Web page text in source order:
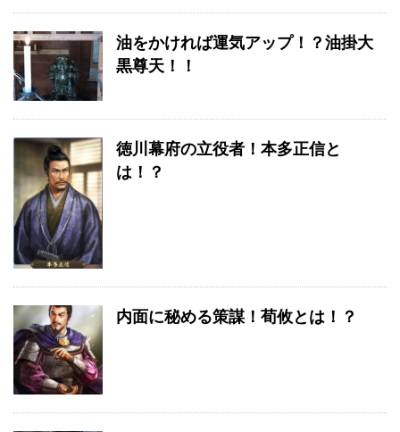
油をかければ運気アップ！？油掛大
黒尊天！！
徳川幕府の立役者！本多正信と
は！？
内面に秘める策謀！荀攸とは！？